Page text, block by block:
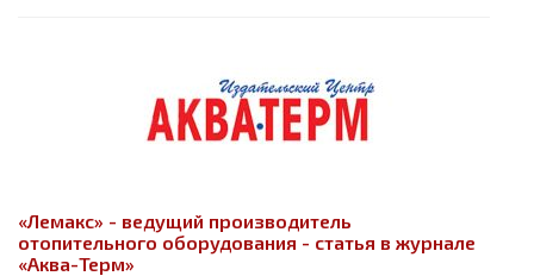
«Лемакс» - ведущий производитель
отопительного оборудования - статья в журнале
«Аква-Терм»